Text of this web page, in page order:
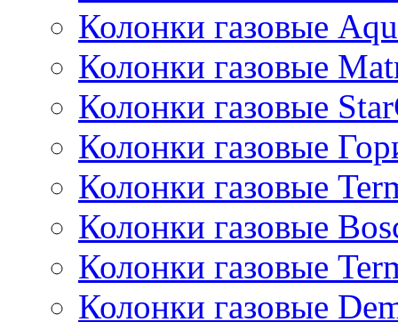
Колонки газовые
Колонки газовые
Колонки газовые
Колонки газовые
Колонки газовые
Колонки газовые
Колонки газовые
Колонки газовые